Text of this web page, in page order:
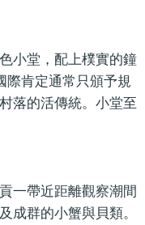
小堂，配上樸實的鐘
肯定通常只頒予規
落的活傳統。小堂至
一帶近距離觀察潮間
成群的小蟹與貝類。